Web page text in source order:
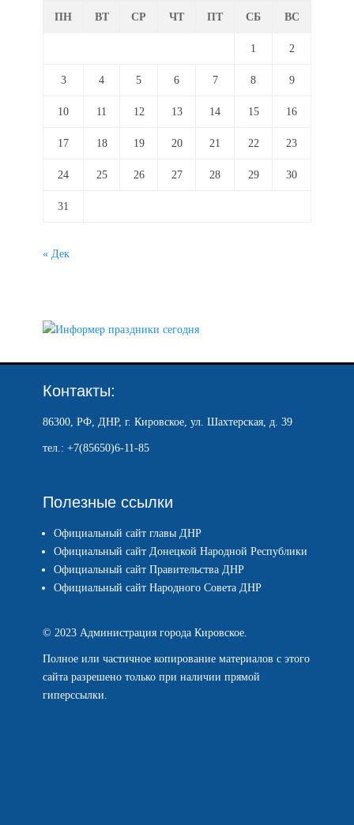
ПН ВТ СР ЧТ ПТ СБ ВС
1 2
3 4 5 6 7 8 9
10 11 12 13 14 15 16
17 18 19 20 21 22 23
24 25 26 27 28 29 30
31
« Дек
Контакты:
86300, РФ, ДНР, г. Кировское, ул. Шахтерская, д. 39
тел.: +7(85650)6-11-85
Полезные ссылки
Официальный сайт главы ДНР
Официальный сайт Донецкой Народной Республики
Официальный сайт Правительства ДНР
Официальный сайт Народного Совета ДНР
© 2023 Администрация города Кировское.
Полное или частичное копирование материалов с этого
сайта разрешено только при наличии прямой
гиперссылки.